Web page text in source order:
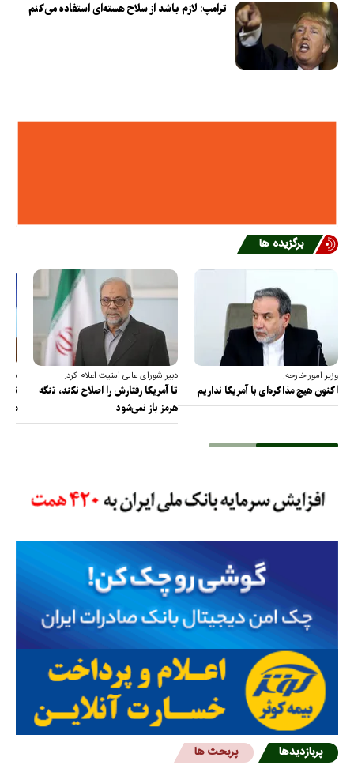
ترامپ: لازم باشد از سلاح هسته‌ای استفاده می‌کنم
برگزیده ها
وزیر امور خارجه:
اکنون هیچ مذاکره‌ای با آمریکا نداریم
دبیر شورای عالی امنیت اعلام کرد:
تا آمریکا رفتارش را اصلاح نکند، تنگه
هرمز باز نمی‌شود
پربازدیدها پربحث ها